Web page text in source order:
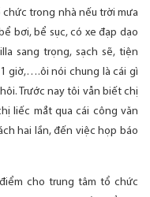
trong nhà nếu trời mưa
bơi, bể sục, có xe đạp dạo
sang trọng, sạch sẽ, tiện
giờ,….ôi nói chung là cái gì
Trước nay tôi vẫn biết chị
liếc mắt qua cái công văn
hai lần, đến việc họp báo
cho trung tâm tổ chức